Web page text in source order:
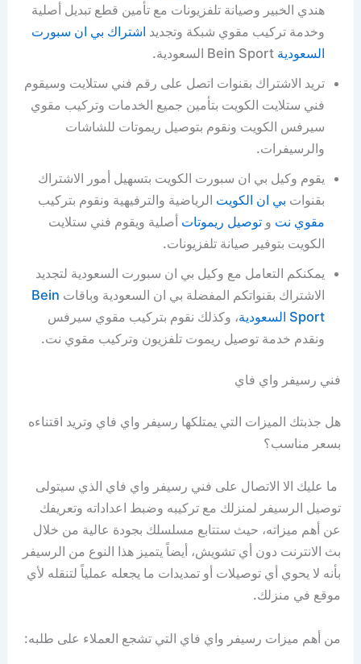
هندي الخبير وصيانة تلفزيونات مع تأمين قطع تبديل أصلية
وخدمة تركيب مقوي شبكة وتجديد اشتراك بي ان سبورت
السعودية Bein Sport السعودية.
تريد الاشتراك بقنوات اتصل على رقم فني ستلايت وسيقوم
فني ستلايت الكويت بتأمين جميع الخدمات وتركيب مقوي
سيرفس الكويت ونقوم بتوصيل ريموتات للشاشات
والرسيفرات.
يقوم وكيل بي ان سبورت الكويت بتسهيل أمور الاشتراك
بقنوات بي ان الكويت الرياضية والترفيهية ونقوم بتركيب
مقوي نت وتوصيل ريموتات أصلية ويقوم فني ستلايت
الكويت بتوفير صيانة تلفزيونات.
يمكنكم التعامل مع وكيل بي ان سبورت السعودية لتجديد
الاشتراك بقنواتكم المفضلة بي ان السعودية وباقات Bein
Sport السعودية
، وكذلك نقوم بتركيب مقوي سيرفس
ونقدم خدمة توصيل ريموت تلفزيون وتركيب مقوي نت.
فني رسيفر واي فاي
هل جذبتك الميزات التي يمتلكها رسيفر واي فاي وتريد اقتناءه
بسعر مناسب؟
ما عليك الا الاتصال على فني رسيفر واي فاي الذي سيتولى
توصيل الرسيفر لمنزلك مع تركيبه وضبط اعداداته وتعريفك
عن أهم ميزاته، حيث ستتابع مسلسلك بجودة عالية من خلال
بث الانترنت دون أي تشويش، أيضاً يتميز هذا النوع من الرسيفر
بأنه لا يحوي أي توصيلات أو تمديدات ما يجعله عملياً لتنقله لأي
موقع في منزلك.
من أهم ميزات رسيفر واي فاي التي تشجع العملاء على طلبه: